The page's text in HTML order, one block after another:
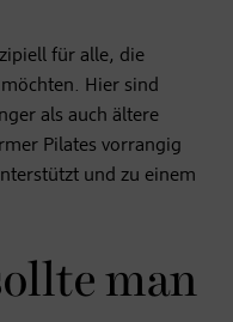
für alle, die
möchten. Hier sind
als auch ältere
Pilates vorrangig
und zu einem
man